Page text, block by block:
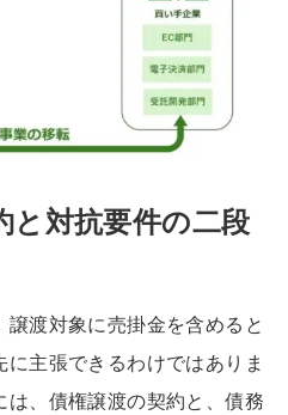
と対抗要件の二段
譲渡対象に売掛金を含めると
主張できるわけではありま
は、債権譲渡の契約と、債務